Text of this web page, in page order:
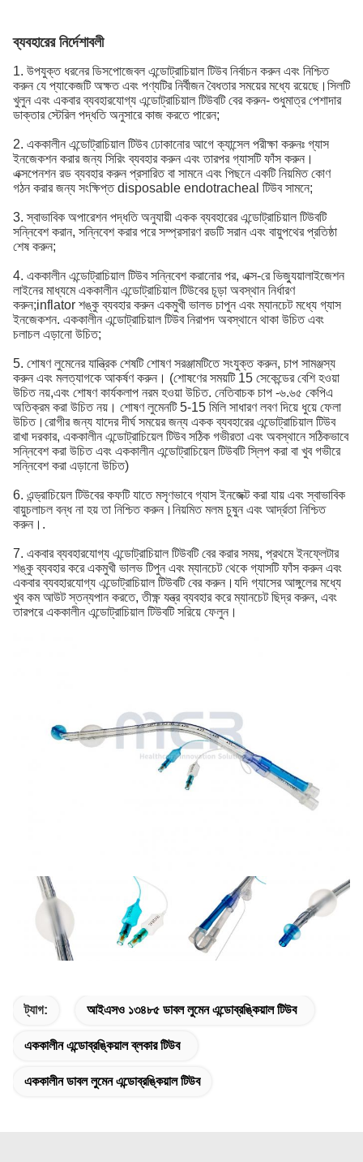
ব্যবহারের নির্দেশাবলী
1. উপযুক্ত ধরনের ডিসপোজেবল এন্ডোট্রাচিয়াল টিউব নির্বাচন করুন এবং নিশ্চিত
করুন যে প্যাকেজটি অক্ষত এবং পণ্যটির নির্বীজন বৈধতার সময়ের মধ্যে রয়েছে।সিলটি
খুলুন এবং একবার ব্যবহারযোগ্য এন্ডোট্রাচিয়াল টিউবটি বের করুন- শুধুমাত্র পেশাদার
ডাক্তার স্টেরিল পদ্ধতি অনুসারে কাজ করতে পারেন;
2. এককালীন এন্ডোট্রাচিয়াল টিউব ঢোকানোর আগে ক্যান্সেল পরীক্ষা করুনঃ গ্যাস
ইনজেকশন করার জন্য সিরিং ব্যবহার করুন এবং তারপর গ্যাসটি ফাঁস করুন।
এক্সপেনশন রড ব্যবহার করুন প্রসারিত বা সামনে এবং পিছনে একটি নিয়মিত কোণ
গঠন করার জন্য সংক্ষিপ্ত disposable endotracheal টিউব সামনে;
3. স্বাভাবিক অপারেশন পদ্ধতি অনুযায়ী একক ব্যবহারের এন্ডোট্রাচিয়াল টিউবটি
সন্নিবেশ করান, সন্নিবেশ করার পরে সম্প্রসারণ রডটি সরান এবং বায়ুপথের প্রতিষ্ঠা
শেষ করুন;
4. এককালীন এন্ডোট্রাচিয়াল টিউব সন্নিবেশ করানোর পর, এক্স-রে ভিজ্যুয়ালাইজেশন
লাইনের মাধ্যমে এককালীন এন্ডোট্রাচিয়াল টিউবের চূড়া অবস্থান নির্ধারণ
করুন;inflator শঙ্কু ব্যবহার করুন একমুখী ভালভ চাপুন এবং ম্যানচেট মধ্যে গ্যাস
ইনজেকশন. এককালীন এন্ডোট্রাচিয়াল টিউব নিরাপদ অবস্থানে থাকা উচিত এবং
চলাচল এড়ানো উচিত;
5. শোষণ লুমেনের যান্ত্রিক শেষটি শোষণ সরঞ্জামটিতে সংযুক্ত করুন, চাপ সামঞ্জস্য
করুন এবং মলত্যাগকে আকর্ষণ করুন। (শোষণের সময়টি 15 সেকেন্ডের বেশি হওয়া
উচিত নয়,এবং শোষণ কার্যকলাপ নরম হওয়া উচিত. নেতিবাচক চাপ -৬.৬৫ কেপিএ
অতিক্রম করা উচিত নয়। শোষণ লুমেনটি 5-15 মিলি সাধারণ লবণ দিয়ে ধুয়ে ফেলা
উচিত।রোগীর জন্য যাদের দীর্ঘ সময়ের জন্য একক ব্যবহারের এন্ডোট্রাচিয়াল টিউব
রাখা দরকার, এককালীন এন্ডোট্রাচিয়েল টিউব সঠিক গভীরতা এবং অবস্থানে সঠিকভাবে
সন্নিবেশ করা উচিত এবং এককালীন এন্ডোট্রাচিয়েল টিউবটি স্লিপ করা বা খুব গভীরে
সন্নিবেশ করা এড়ানো উচিত)
6. এন্ড্রাচিয়েল টিউবের কফটি যাতে মসৃণভাবে গ্যাস ইনজেক্ট করা যায় এবং স্বাভাবিক
বায়ুচলাচল বন্ধ না হয় তা নিশ্চিত করুন।নিয়মিত মলম চুষুন এবং আর্দ্রতা নিশ্চিত
করুন।.
7. একবার ব্যবহারযোগ্য এন্ডোট্রাচিয়াল টিউবটি বের করার সময়, প্রথমে ইনফ্লেটার
শঙ্কু ব্যবহার করে একমুখী ভালভ টিপুন এবং ম্যানচেট থেকে গ্যাসটি ফাঁস করুন এবং
একবার ব্যবহারযোগ্য এন্ডোট্রাচিয়াল টিউবটি বের করুন।যদি গ্যাসের আঙ্গুলের মধ্যে
খুব কম আউট স্তন্যপান করতে, তীক্ষ্ণ যন্ত্র ব্যবহার করে ম্যানচেট ছিদ্র করুন, এবং
তারপরে এককালীন এন্ডোট্রাচিয়াল টিউবটি সরিয়ে ফেলুন।
ট্যাগ: আইএসও ১৩৪৮৫ ডাবল লুমেন এন্ডোব্রঙ্কিয়াল টিউব
এককালীন এন্ডোব্রঙ্কিয়াল ব্লকার টিউব
এককালীন ডাবল লুমেন এন্ডোব্রঙ্কিয়াল টিউব